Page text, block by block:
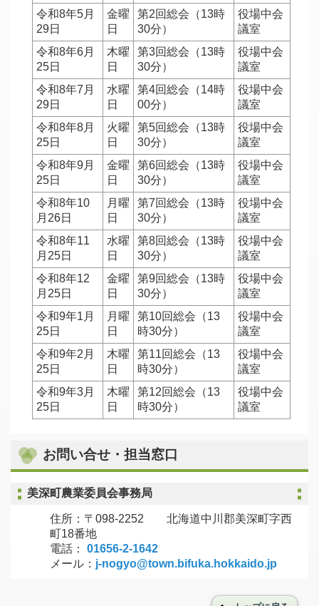
令和8年5月
29日
金曜
日
第2回総会（13時
30分）
役場中会
議室
令和8年6月
25日
木曜
日
第3回総会（13時
30分）
役場中会
議室
令和8年7月
29日
水曜
日
第4回総会（14時
00分）
役場中会
議室
令和8年8月
25日
火曜
日
第5回総会（13時
30分）
役場中会
議室
令和8年9月
25日
金曜
日
第6回総会（13時
30分）
役場中会
議室
令和8年10
月26日
月曜
日
第7回総会（13時
30分）
役場中会
議室
令和8年11
月25日
水曜
日
第8回総会（13時
30分）
役場中会
議室
令和8年12
月25日
金曜
日
第9回総会（13時
30分）
役場中会
議室
令和9年1月
25日
月曜
日
第10回総会（13
時30分）
役場中会
議室
令和9年2月
25日
木曜
日
第11回総会（13
時30分）
役場中会
議室
令和9年3月
25日
木曜
日
第12回総会（13
時30分）
役場中会
議室
お問い合せ・担当窓口
美深町農業委員会事務局
住所：〒098-2252 北海道中川郡美深町字西
町18番地
電話： 01656-2-1642
メール： j-nogyo@town.bifuka.hokkaido.jp